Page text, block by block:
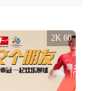
2K 60